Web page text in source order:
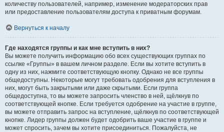
количеству пользователей, например, изменение модераторских прав
или предоставление пользователям доступа к приватным форумам.
Вернуться к началу
Где находятся группы и как мне вступить в них?
Вы можете получить информацию обо всех существующих группах по
ссылке «Группы» в вашем личном разделе. Если вы хотите вступить в
одну из них, нажмите соответствующую кнопку. Однако не все группы
общедоступны. Некоторые могут требовать одобрения для вступления в
них, могут быть закрытыми или даже скрытыми. Если группа
общедоступна, то вы можете запросить членство в ней, щёлкнув по
соответствующей кнопке. Если требуется одобрение на участие в группе,
вы можете отправить запрос на вступление, щёлкнув по соответствующей
кнопке. Лидер группы должен будет одобрить ваше участие в группе и
может спросить, зачем вы хотите присоединиться. Пожалуйста, не